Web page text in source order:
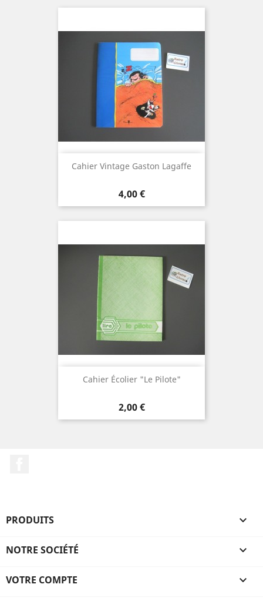
Cahier Vintage Gaston Lagaffe
Prix
4,00 €
Cahier Écolier "Le Pilote"
Prix
2,00 €
PRODUITS 
NOTRE SOCIÉTÉ 
VOTRE COMPTE 